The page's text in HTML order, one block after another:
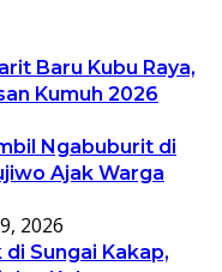
Baru Kubu Raya,
Kumuh 2026
Ngabuburit di
Ajak Warga
2026
Sungai Kakap,